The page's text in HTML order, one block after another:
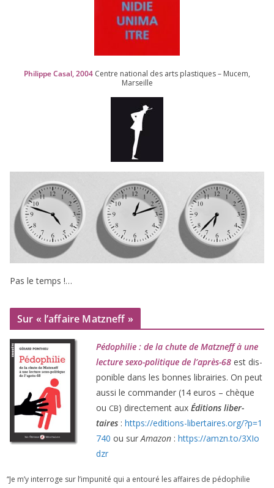
Philippe Casal,2004 Centre natio­nal des arts plas­tiques – Mucem,
Marseille
Pas le temps !…
Sur « l’affaire Matzneff »
Pédophilie : de la chute de Matzneff à une
lec­ture sexo-poli­tique de l’après-68 est dis­
po­nible dans les bonnes librai­ries. On peut
aus­si le com­man­der (14 euros – chèque
ou CB) direc­te­ment aux Éditions liber­
taires : https://​edi​tions​-liber​taires​.org/​?​p​=​1
740 ou sur Amazon : https://​amzn​.to/​3​X​I​o​
dzr
“Je m’y inter­roge sur l’impunité qui a entou­ré les affaires de pédo­phi­lie